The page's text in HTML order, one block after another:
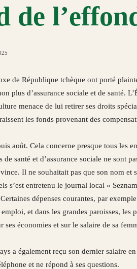
de
de République tchèque ont porté
plus d’assurance sociale et de santé.
menace de lui retirer ses droits
les fonds provenant des
août. Cela concerne presque tous les
santé et d’assurance sociale ne sont
Il ne souhaitait pas que son nom et
s’est entretenu le journal local «
dépenses courantes, par
et dans les grandes paroisses,
économies et sur le salaire de sa
a également reçu son dernier salaire
et ne répond à ses questions.